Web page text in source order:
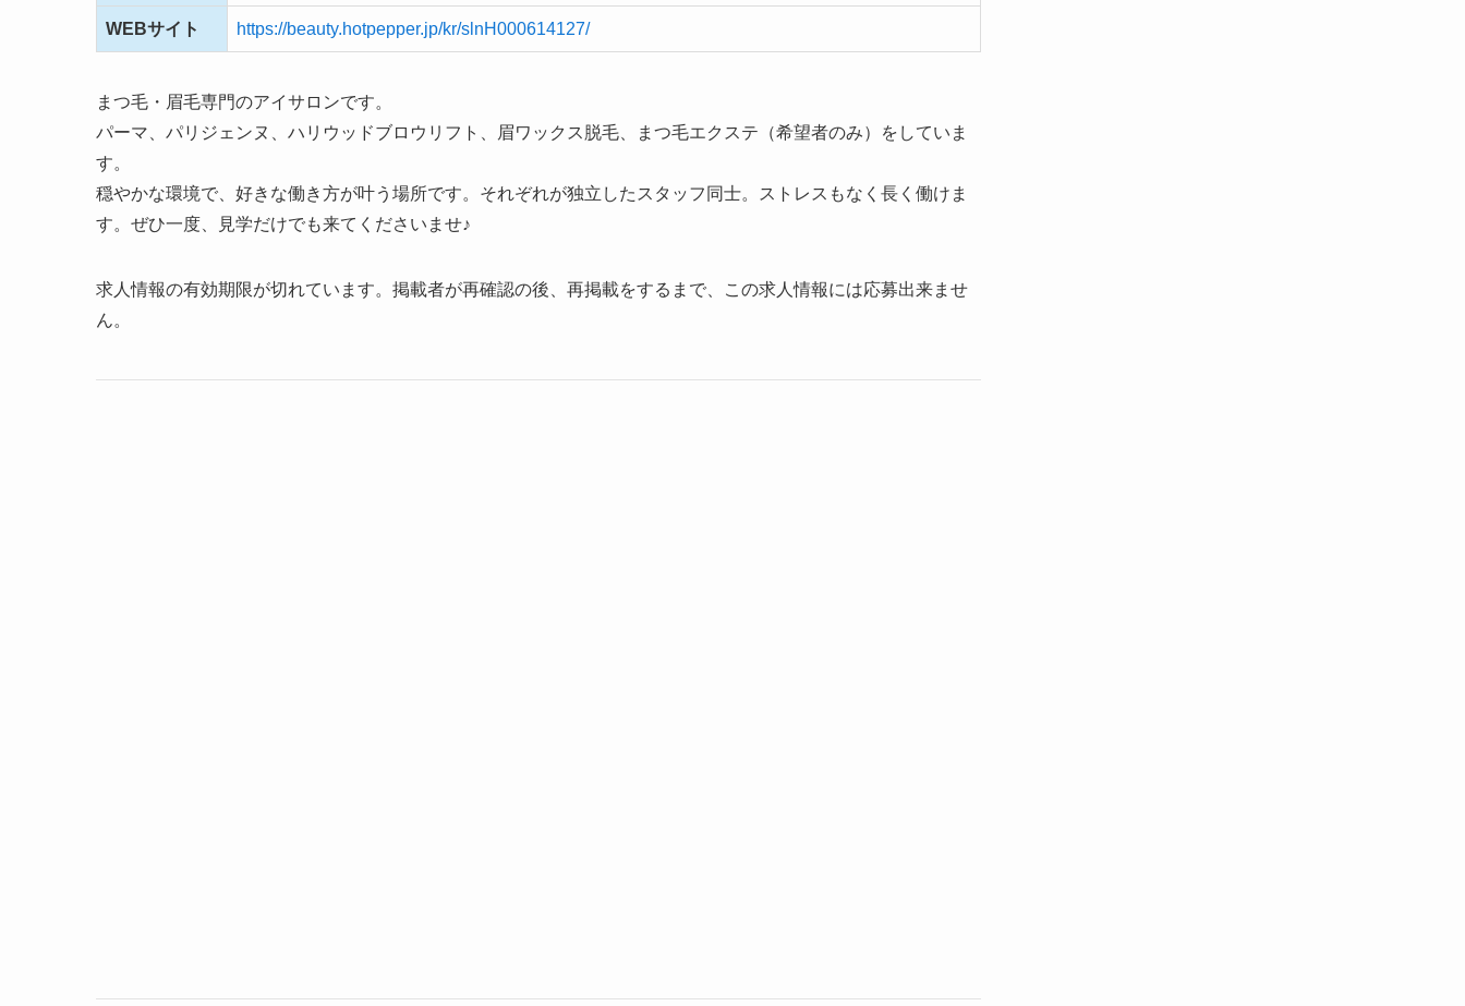
WEBサイト https://beauty.hotpepper.jp/kr/slnH000614127/
まつ毛・眉毛専門のアイサロンです。
パーマ、パリジェンヌ、ハリウッドブロウリフト、眉ワックス脱毛、まつ毛エクステ（希望者のみ）をしていま
す。
穏やかな環境で、好きな働き方が叶う場所です。それぞれが独立したスタッフ同士。ストレスもなく長く働けま
す。ぜひ一度、見学だけでも来てくださいませ♪
求人情報の有効期限が切れています。掲載者が再確認の後、再掲載をするまで、この求人情報には応募出来ませ
ん。